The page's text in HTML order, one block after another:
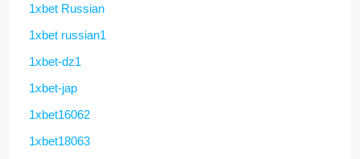
1xbet Russian
1xbet russian1
1xbet-dz1
1xbet-jap
1xbet16062
1xbet18063